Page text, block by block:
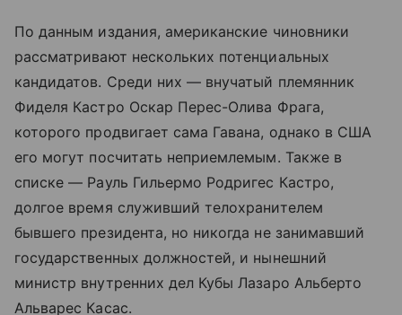
По данным издания, американские чиновники
рассматривают нескольких потенциальных
кандидатов. Среди них — внучатый племянник
Фиделя Кастро Оскар Перес-Олива Фрага,
которого продвигает сама Гавана, однако в США
его могут посчитать неприемлемым. Также в
списке — Рауль Гильермо Родригес Кастро,
долгое время служивший телохранителем
бывшего президента, но никогда не занимавший
государственных должностей, и нынешний
министр внутренних дел Кубы Лазаро Альберто
Альварес Касас.